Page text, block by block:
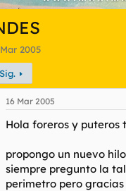
2005
Sig.
16 Mar 2005
Hola foreros y puteros
propongo un nuevo
siempre pregunto la
perimetro pero